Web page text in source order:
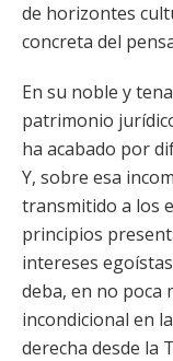
de horizontes
concreta del
En su noble y
patrimonio
ha acabado por
Y, sobre esa
transmitido a los
principios
intereses
deba, en no poca
incondicional en
derecha desde la